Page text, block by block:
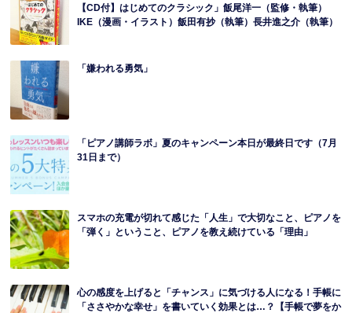
【CD付】はじめてのクラシック」飯尾洋一（監修・執筆）
IKE（漫画・イラスト）飯田有抄（執筆）長井進之介（執筆）
「嫌われる勇気」
「ピアノ講師ラボ」夏のキャンペーン本日が最終日です（7月
31日まで）
スマホの充電が切れて感じた「人生」で大切なこと、ピアノを
「弾く」ということ、ピアノを教え続けている「理由」
心の感度を上げると「チャンス」に気づける人になる！手帳に
「ささやかな幸せ」を書いていく効果とは…？【手帳で夢をか